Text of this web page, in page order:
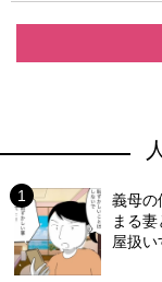
義母の
まる
屋扱い